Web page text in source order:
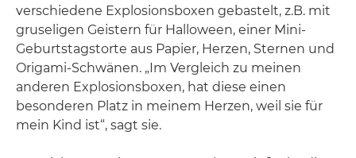
verschiedene Explosionsboxen gebastelt, z.B. mit
gruseligen Geistern für Halloween, einer Mini-
Geburtstagstorte aus Papier, Herzen, Sternen und
Origami-Schwänen. „Im Vergleich zu meinen
anderen Explosionsboxen, hat diese einen
besonderen Platz in meinem Herzen, weil sie für
mein Kind ist“, sagt sie.